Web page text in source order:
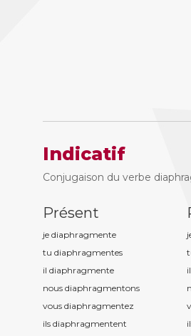
Indicatif
Conjugaison du verbe
Présent
je diaphragmente
tu diaphragmentes
il diaphragmente
nous diaphragmentons
vous diaphragmentez
ils diaphragmentent